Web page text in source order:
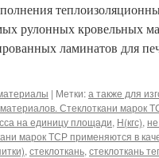
рулонных кровельных
ламинатов для
| Метки:а также для
Стеклоткани
на единицу площади, Н(кгс),
марок ТСР применяются в
, стеклоткань, стеклоткань